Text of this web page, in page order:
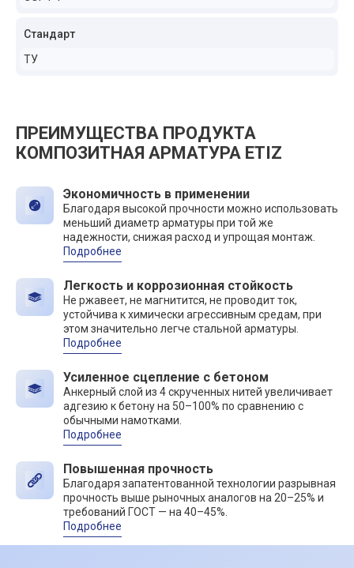
Стандарт
ТУ
ПРЕИМУЩЕСТВА ПРОДУКТА
КОМПОЗИТНАЯ АРМАТУРА ETIZ
Экономичность в применении
Благодаря высокой прочности можно использовать
меньший диаметр арматуры при той же
надежности, снижая расход и упрощая монтаж.
Подробнее
Легкость и коррозионная стойкость
Не ржавеет, не магнитится, не проводит ток,
устойчива к химически агрессивным средам, при
этом значительно легче стальной арматуры.
Подробнее
Усиленное сцепление с бетоном
Анкерный слой из 4 скрученных нитей увеличивает
адгезию к бетону на 50–100% по сравнению с
обычными намотками.
Подробнее
Повышенная прочность
Благодаря запатентованной технологии разрывная
прочность выше рыночных аналогов на 20–25% и
требований ГОСТ — на 40–45%.
Подробнее